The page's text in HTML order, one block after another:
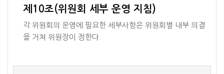
제10조(위원회 세부 운영 지침)
각 위원회의 운영에 필요한 세부사항은 위원회별 내부 의결
을 거쳐 위원장이 정한다.